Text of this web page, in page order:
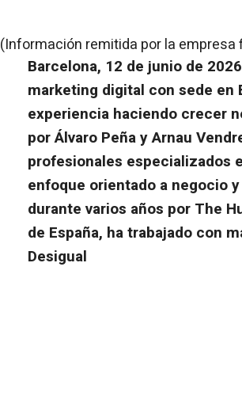
(Información remitida por la empresa
Barcelona, 12 de junio de
marketing digital con sede en
experiencia haciendo crecer
por Álvaro Peña y Arnau
profesionales especializados
enfoque orientado a negocio
durante varios años por The
de España, ha trabajado con
Desigual